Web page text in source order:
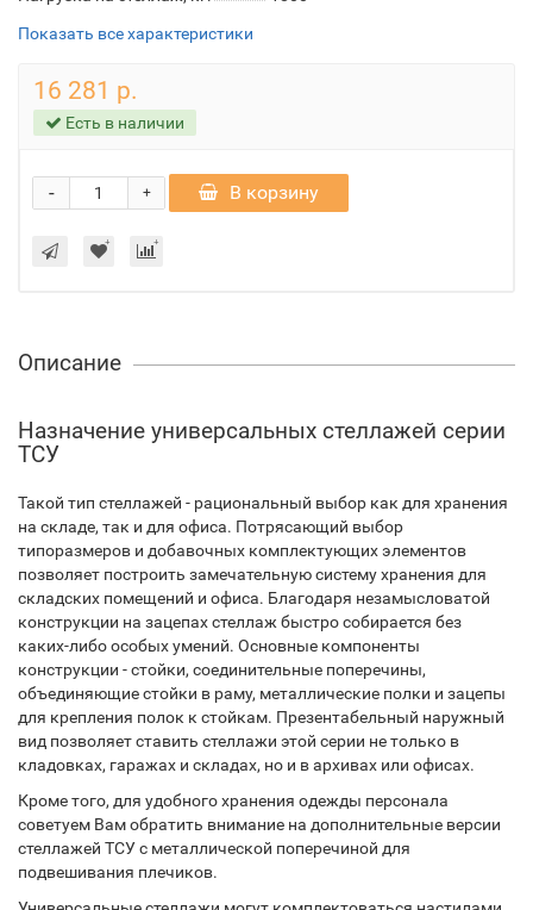
Показать все характеристики
16 281 р.
Есть в наличии
+
- В корзину
Описание
Назначение универсальных стеллажей серии
ТСУ
Такой тип стеллажей - рациональный выбор как для хранения
на складе, так и для офиса. Потрясающий выбор
типоразмеров и добавочных комплектующих элементов
позволяет построить замечательную систему хранения для
складских помещений и офиса. Благодаря незамысловатой
конструкции на зацепах стеллаж быстро собирается без
каких-либо особых умений. Основные компоненты
конструкции - стойки, соединительные поперечины,
объединяющие стойки в раму, металлические полки и зацепы
для крепления полок к стойкам. Презентабельный наружный
вид позволяет ставить стеллажи этой серии не только в
кладовках, гаражах и складах, но и в архивах или офисах.
Кроме того, для удобного хранения одежды персонала
советуем Вам обратить внимание на дополнительные версии
стеллажей ТСУ с металлической поперечиной для
подвешивания плечиков.